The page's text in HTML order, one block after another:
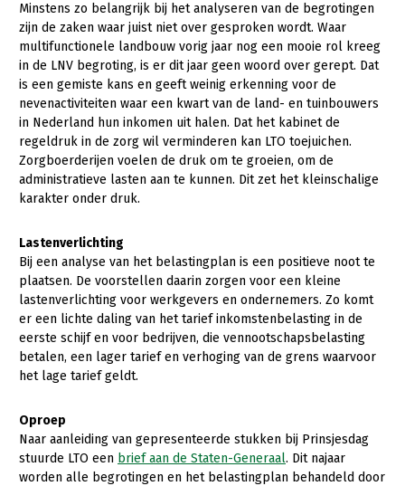
Minstens zo belangrijk bij het analyseren van de begrotingen
zijn de zaken waar juist niet over gesproken wordt. Waar
multifunctionele landbouw vorig jaar nog een mooie rol kreeg
in de LNV begroting, is er dit jaar geen woord over gerept. Dat
is een gemiste kans en geeft weinig erkenning voor de
nevenactiviteiten waar een kwart van de land- en tuinbouwers
in Nederland hun inkomen uit halen. Dat het kabinet de
regeldruk in de zorg wil verminderen kan LTO toejuichen.
Zorgboerderijen voelen de druk om te groeien, om de
administratieve lasten aan te kunnen. Dit zet het kleinschalige
karakter onder druk.
Lastenverlichting
Bij een analyse van het belastingplan is een positieve noot te
plaatsen. De voorstellen daarin zorgen voor een kleine
lastenverlichting voor werkgevers en ondernemers. Zo komt
er een lichte daling van het tarief inkomstenbelasting in de
eerste schijf en voor bedrijven, die vennootschapsbelasting
betalen, een lager tarief en verhoging van de grens waarvoor
het lage tarief geldt.
Oproep
Naar aanleiding van gepresenteerde stukken bij Prinsjesdag
stuurde LTO een brief aan de Staten-Generaal. Dit najaar
worden alle begrotingen en het belastingplan behandeld door